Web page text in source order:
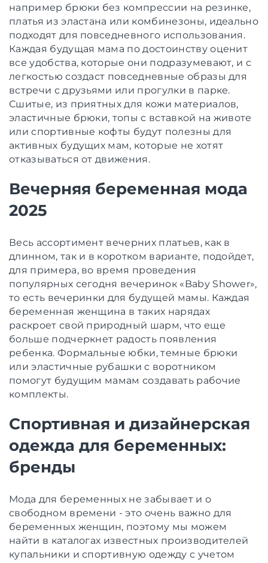
например брюки без компрессии на резинке,
платья из эластана или комбинезоны, идеально
подходят для повседневного использования.
Каждая будущая мама по достоинству оценит
все удобства, которые они подразумевают, и с
легкостью создаст повседневные образы для
встречи с друзьями или прогулки в парке.
Сшитые, из приятных для кожи материалов,
эластичные брюки, топы с вставкой на животе
или спортивные кофты будут полезны для
активных будущих мам, которые не хотят
отказываться от движения.
Вечерняя беременная мода
2025
Весь ассортимент вечерних платьев, как в
длинном, так и в коротком варианте, подойдет,
для примера, во время проведения
популярных сегодня вечеринок «Baby Shower»,
то есть вечеринки для будущей мамы. Каждая
беременная женщина в таких нарядах
раскроет свой природный шарм, что еще
больше подчеркнет радость появления
ребенка. Формальные юбки, темные брюки
или эластичные рубашки с воротником
помогут будущим мамам создавать рабочие
комплекты.
Спортивная и дизайнерская
одежда для беременных:
бренды
Мода для беременных не забывает и о
свободном времени - это очень важно для
беременных женщин, поэтому мы можем
найти в каталогах известных производителей
купальники и спортивную одежду с учетом